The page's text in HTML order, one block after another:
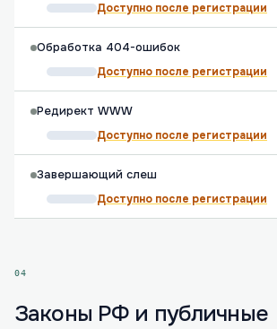
Доступно после регистрации
Обработка 404-ошибок
Доступно после регистрации
Редирект WWW
Доступно после регистрации
Завершающий слеш
Доступно после регистрации
04
Законы РФ и публичные